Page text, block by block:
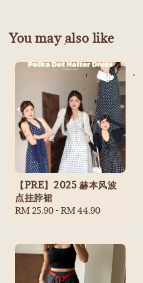
You may also like
【PRE】2025 赫本风波
点挂脖裙
Regular
RM 25.90 -RM 44.90